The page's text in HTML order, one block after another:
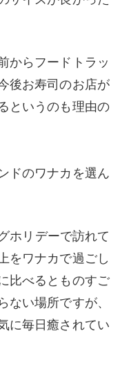
からフードトラッ
後お寿司のお店が
というのも理由の
ドのワナカを選ん
ホリデーで訪れて
をワナカで過ごし
比べるとものすご
ない場所ですが、
に毎日癒されてい